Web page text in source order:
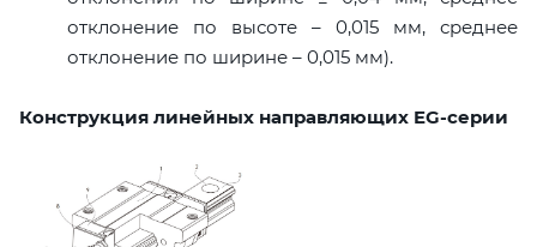
отклонение по высоте – 0,015 мм, среднее
отклонение по ширине – 0,015 мм).
Конструкция линейных направляющих EG-серии